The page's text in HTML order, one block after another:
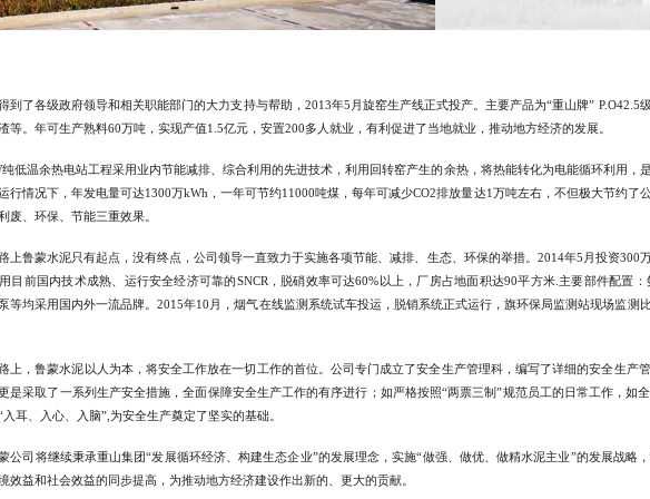
到了各级政府领导和相关职能部门的大力支持与帮助，2013年5月旋窑生产线正式投产。主要产品为“重山牌” P.O42.5
等。年可生产熟料60万吨，实现产值1.5亿元，安置200多人就业，有利促进了当地就业，推动地方经济的发展。
低温余热电站工程采用业内节能减排、综合利用的先进技术，利用回转窑产生的余热，将热能转化为电能循环利用，
行情况下，年发电量可达1300万kWh，一年可节约11000吨煤，每年可减少CO2排放量达1万吨左右，不但极大节约
废、环保、节能三重效果。
上鲁蒙水泥只有起点，没有终点，公司领导一直致力于实施各项节能、减排、生态、环保的举措。2014年5月投资300
目前国内技术成熟、运行安全经济可靠的SNCR，脱硝效率可达60%以上，厂房占地面积达90平方米.主要部件配置
等均采用国内外一流品牌。2015年10月，烟气在线监测系统试车投运，脱销系统正式运行，旗环保局监测站现场监测
上，鲁蒙水泥以人为本，将安全工作放在一切工作的首位。公司专门成立了安全生产管理科，编写了详细的安全生产
是采取了一系列生产安全措施，全面保障安全生产工作的有序进行；如严格按照“两票三制”规范员工的日常工作，如
耳、入心、入脑”,为安全生产奠定了坚实的基础。
公司将继续秉承重山集团“发展循环经济、构建生态企业”的发展理念，实施“做强、做优、做精水泥主业”的发展战略
效益和社会效益的同步提高，为推动地方经济建设作出新的、更大的贡献。